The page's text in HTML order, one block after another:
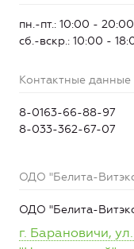
пн.-пт.: 10:00 - 20:00
сб.-вскр.: 10:00 -
Контактные данные
8-0163-66-88-97
8-033-362-67-07
ОДО "Белита-
ОДО "Белита-
г. Барановичи,